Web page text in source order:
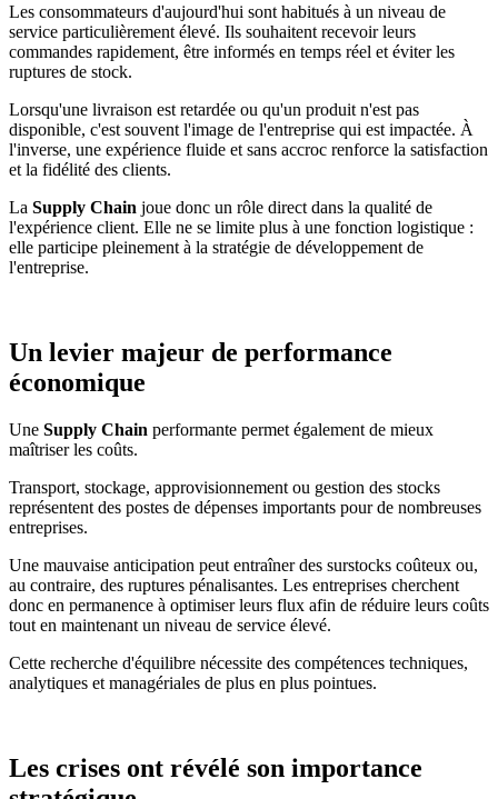
Les consommateurs d'aujourd'hui sont habitués à un niveau de
service particulièrement élevé. Ils souhaitent recevoir leurs
commandes rapidement, être informés en temps réel et éviter les
ruptures de stock.
Lorsqu'une livraison est retardée ou qu'un produit n'est pas
disponible, c'est souvent l'image de l'entreprise qui est impactée. À
l'inverse, une expérience fluide et sans accroc renforce la satisfaction
et la fidélité des clients.
La Supply Chain joue donc un rôle direct dans la qualité de
l'expérience client. Elle ne se limite plus à une fonction logistique :
elle participe pleinement à la stratégie de développement de
l'entreprise.
Un levier majeur de performance
économique
Une Supply Chain performante permet également de mieux
maîtriser les coûts.
Transport, stockage, approvisionnement ou gestion des stocks
représentent des postes de dépenses importants pour de nombreuses
entreprises.
Une mauvaise anticipation peut entraîner des surstocks coûteux ou,
au contraire, des ruptures pénalisantes. Les entreprises cherchent
donc en permanence à optimiser leurs flux afin de réduire leurs coûts
tout en maintenant un niveau de service élevé.
Cette recherche d'équilibre nécessite des compétences techniques,
analytiques et managériales de plus en plus pointues.
Les crises ont révélé son importance